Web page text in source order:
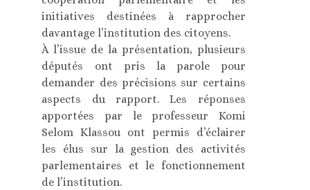
initiatives destinées à rapprocher
davantage l’institution des citoyens.
À l’issue de la présentation, plusieurs
députés ont pris la parole pour
demander des précisions sur certains
aspects du rapport. Les réponses
apportées par le professeur Komi
Selom Klassou ont permis d’éclairer
les élus sur la gestion des activités
parlementaires et le fonctionnement
de l’institution.